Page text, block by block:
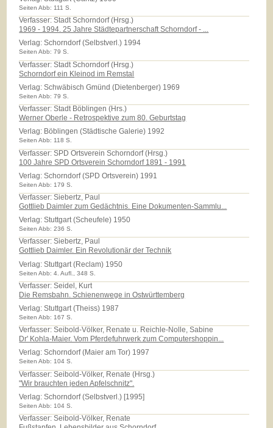
Seiten Abb: 111 S.
Verfasser: Stadt Schorndorf (Hrsg.)
1969 - 1994. 25 Jahre Städtepartnerschaft Schorndorf - ...
Verlag:Schorndorf (Selbstverl.) 1994
Seiten Abb: 79 S.
Verfasser: Stadt Schorndorf (Hrsg.)
Schorndorf ein Kleinod im Remstal
Verlag:Schwäbisch Gmünd (Dietenberger) 1969
Seiten Abb: 79 S.
Verfasser: Stadt Böblingen (Hrs.)
Werner Oberle - Retrospektive zum 80. Geburtstag
Verlag: Böblingen (Städtische Galerie) 1992
Seiten Abb: 118 S.
Verfasser: SPD Ortsverein Schorndorf (Hrsg.)
100 Jahre SPD Ortsverein Schorndorf 1891 - 1991
Verlag:Schorndorf (SPD Ortsverein) 1991
Seiten Abb: 179 S.
Verfasser: Siebertz, Paul
Gottlieb Daimler zum Gedächtnis. Eine Dokumenten-Sammlu...
Verlag:Stuttgart (Scheufele) 1950
Seiten Abb: 236 S.
Verfasser: Siebertz, Paul
Gottlieb Daimler. Ein Revolutionär der Technik
Verlag:Stuttgart (Reclam) 1950
Seiten Abb: 4. Aufl., 348 S.
Verfasser: Seidel, Kurt
Die Remsbahn. Schienenwege in Ostwürttemberg
Verlag:Stuttgart (Theiss) 1987
Seiten Abb: 167 S.
Verfasser: Seibold-Völker, Renate u. Reichle-Nolle, Sabine
Dr' Kohla-Maier. Vom Pferdefuhrwerk zum Computershoppin...
Verlag:Schorndorf (Maier am Tor) 1997
Seiten Abb: 104 S.
Verfasser: Seibold-Völker, Renate (Hrsg.)
"Wir brauchten jeden Apfelschnitz".
Verlag:Schorndorf (Selbstverl.) [1995]
Seiten Abb: 104 S.
Verfasser: Seibold-Völker, Renate